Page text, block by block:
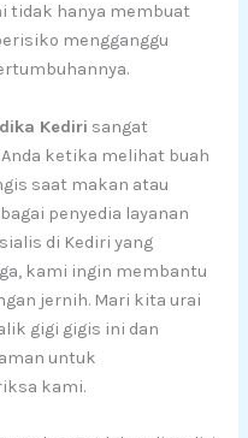
tidak hanya membuat
mengganggu
Kediri sangat
ketika melihat buah
saat makan atau
penyedia layanan
di Kediri yang
kami ingin membantu
jernih. Mari kita urai
gigi gigis ini dan
untuk
kami.